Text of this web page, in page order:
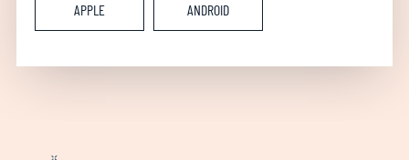
APPLE ANDROID